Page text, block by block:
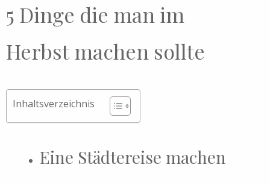
5 Dinge die man im
Herbst machen sollte
Inhaltsverzeichnis
Eine Städtereise machen